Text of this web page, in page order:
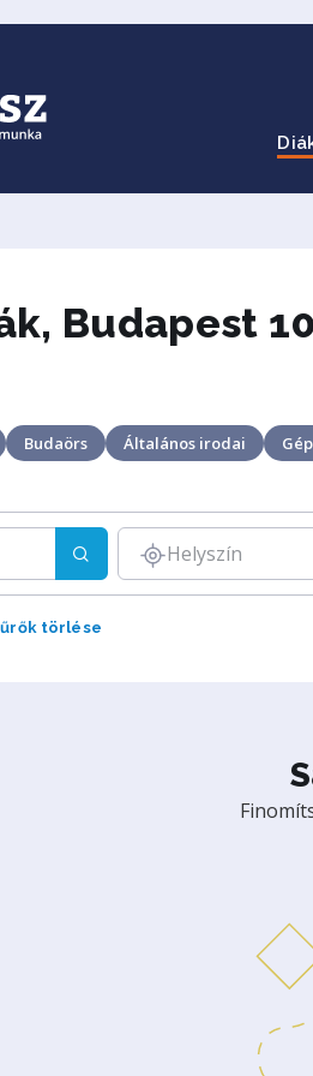
Budapest
Budaörs Általános irodai
Helyszín
törlése